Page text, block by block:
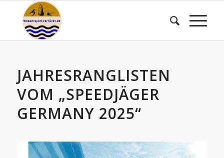
JAHRESRANGLISTEN
VOM „SPEEDJÄGER
GERMANY 2025“